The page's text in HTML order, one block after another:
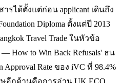
ได้ตั้งแต่ก่อน applicant เดินถึง
Diploma ตั้งแต่ปี 2013
Travel Trade ในหัวข้อ
— How to Win Back Refusals' ธน
Rate ของ iVC ที่ 98.4%
อีกด้านคือการอ่าน UK ECO